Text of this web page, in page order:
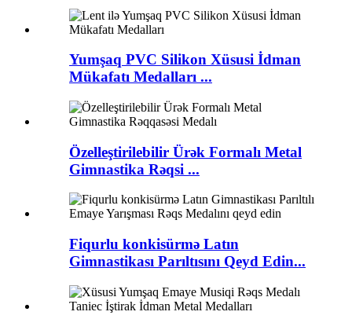
Yumşaq PVC Silikon Xüsusi İdman
Mükafatı Medalları ...
Özelleştirilebilir Ürək Formalı Metal
Gimnastika Rəqsi ...
Fiqurlu konkisürmə Latın
Gimnastikası Parıltısını Qeyd Edin...